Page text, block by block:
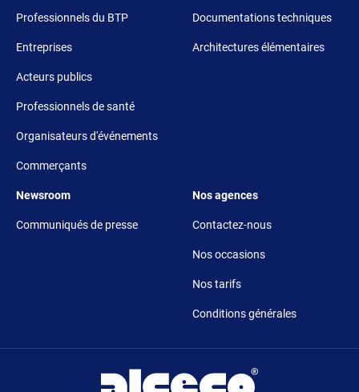
Professionnels du BTP
Entreprises
Acteurs publics
Professionnels de santé
Organisateurs d'événements
Commerçants
Documentations techniques
Architectures élémentaires
Footer 5
Newsroom
Communiqués de presse
Footer 6
Nos agences
Contactez-nous
Nos occasions
Nos tarifs
Conditions générales